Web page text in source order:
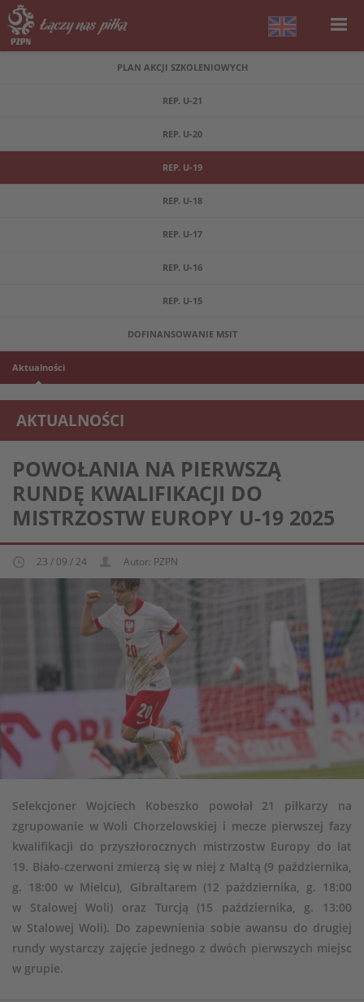
PLAN AKCJI SZKOLENIOWYCH
REP. U-21
REP. U-20
REP. U-19
REP. U-18
REP. U-17
REP. U-16
REP. U-15
DOFINANSOWANIE MSIT
Aktualności
AKTUALNOŚCI
REPREZENTACJA MŁODZIEŻOWA U-19
POWOŁANIA NA PIERWSZĄ
RUNDĘ KWALIFIKACJI DO
MISTRZOSTW EUROPY U-19 2025
23 / 09 / 24 Autor: PZPN
Selekcjoner Wojciech Kobeszko powołał 21 piłkarzy na
zgrupowanie w Woli Chorzelowskiej i mecze pierwszej fazy
kwalifikacji do przyszłorocznych mistrzostw Europy do lat
19. Biało-czerwoni zmierzą się w niej z Maltą (9 października,
g. 18:00 w Mielcu), Gibraltarem (12 października, g. 18:00
w Stalowej Woli) oraz Turcją (15 października, g. 13:00
w Stalowej Woli). Do zapewnienia sobie awansu do drugiej
rundy wystarczy zajęcie jednego z dwóch pierwszych miejsc
w grupie.